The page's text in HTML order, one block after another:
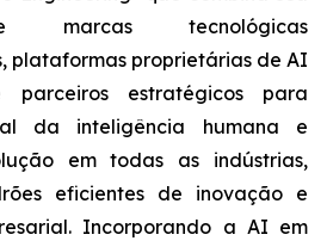
marcas tecnológicas
plataformas proprietárias de AI
estratégicos para
da inteligência humana e
em todas as indústrias,
eficientes de inovação e
Incorporando a AI em